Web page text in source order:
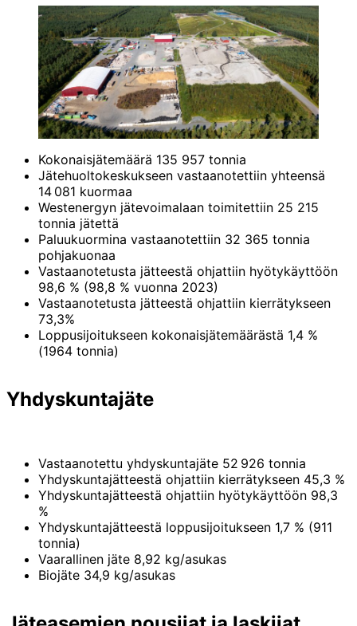
Kokonaisjätemäärä 135 957 tonnia
Jätehuoltokeskukseen vastaanotettiin yhteensä
14 081 kuormaa
Westenergyn jätevoimalaan toimitettiin 25 215
tonnia jätettä
Paluukuormina vastaanotettiin 32 365 tonnia
pohjakuonaa
Vastaanotetusta jätteestä ohjattiin hyötykäyttöön
98,6 % (98,8 % vuonna 2023)
Vastaanotetusta jätteestä ohjattiin kierrätykseen
73,3%
Loppusijoitukseen kokonaisjätemäärästä 1,4 %
(1964 tonnia)
Yhdyskuntajäte
Vastaanotettu yhdyskuntajäte 52 926 tonnia
Yhdyskuntajätteestä ohjattiin kierrätykseen 45,3 %
Yhdyskuntajätteestä ohjattiin hyötykäyttöön 98,3
%
Yhdyskuntajätteestä loppusijoitukseen 1,7 % (911
tonnia)
Vaarallinen jäte 8,92 kg/asukas
Biojäte 34,9 kg/asukas